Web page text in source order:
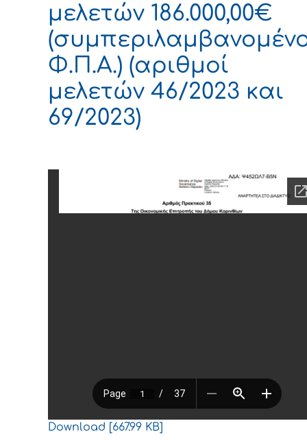
μελετών 186.000,00€
Φ.Π.Α.) (αριθμοί
μελετών 46/2023 και
69/2023)
Download [667.99 KB]